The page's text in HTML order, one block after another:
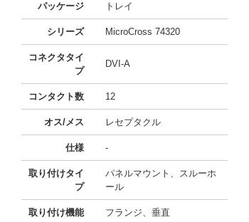
パッケージ トレイ
シリーズ MicroCross 74320
コネクタタイ
プ
DVI-A
コンタクト数 12
オス/メス レセプタクル
仕様 -
取り付けタイ
プ
パネルマウント、スルーホ
ール
取り付け機能 フランジ、垂直